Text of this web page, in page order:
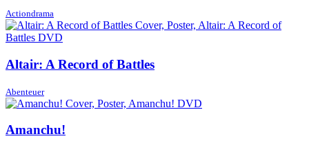
Actiondrama
Altair: A Record of Battles
Abenteuer
Amanchu!